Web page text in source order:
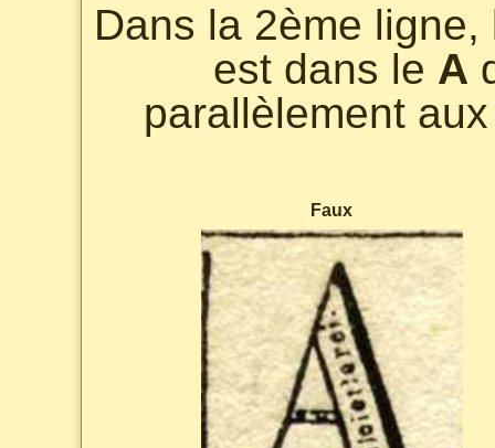
Dans la 2ème
est dans le A
parallèlement
Faux